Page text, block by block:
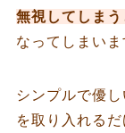
無視してしま
なってしまいま
シンプルで優
を取り入れる